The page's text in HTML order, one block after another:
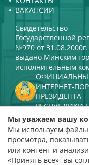
ВАКАНСИИ
Свидетельство
Государственной
№970 от 31.08.2000г.
выдано Минским
исполнительным
ИНТЕРНЕТ-
ПРЕЗИДЕНТА
РЕСПУБЛИКИ
РЕСПУБЛИКИ
ПОРТАЛ
Мы уважаем вашу
Мы используем файлы
просмотра,
или контент и
«Принять все», вы